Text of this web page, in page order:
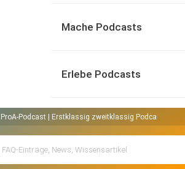
Mache Podcasts
Erlebe Podcasts
ProA-Podcast | Erstklassig zweitklassig Podcast